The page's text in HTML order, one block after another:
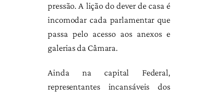
pressão. A lição do dever de casa é
incomodar cada parlamentar que
passa pelo acesso aos anexos e
galerias da Câmara.
Ainda na capital Federal,
representantes incansáveis dos